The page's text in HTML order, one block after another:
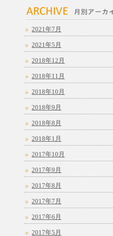
2021年7月
2021年5月
2018年12月
2018年11月
2018年10月
2018年9月
2018年8月
2018年1月
2017年10月
2017年9月
2017年8月
2017年7月
2017年6月
2017年5月